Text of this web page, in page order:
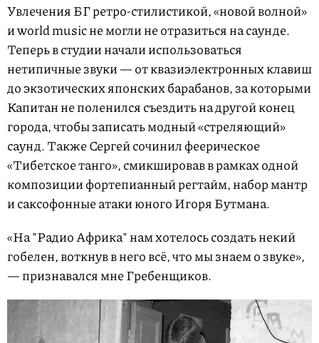
Увлечения БГ ретро-стилистикой, «новой волной»
и world music не могли не отразиться на саунде.
Теперь в студии начали использоваться
нетипичные звуки — от квазиэлектронных клавиш
до экзотических японских барабанов, за которыми
Капитан не поленился съездить на другой конец
города, чтобы записать модный «стреляющий»
саунд. Также Сергей сочинил феерическое
«Тибетское танго», смикшировав в рамках одной
композиции фортепианный регтайм, набор мантр
и саксофонные атаки юного Игоря Бутмана.
«На "Радио Африка" нам хотелось создать некий
гобелен, воткнув в него всё, что мы знаем о звуке»,
— признавался мне Гребенщиков.